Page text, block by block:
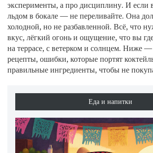
эксперименты, а про дисциплину. И если
льдом в бокале — не переливайте. Она
холодной, но не разбавленной. Всё, что
вкус, лёгкий огонь и ощущение, что вы
на террасе, с ветерком и солнцем. Ниже
рецепты, ошибки, которые портят
правильные ингредиенты, чтобы не
Еда и напитки